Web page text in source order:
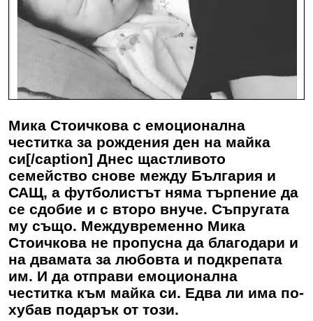
Мика Стоичкова с емоционална
честитка за рождения ден на майка
си[/caption] Днес щастливото
семейство снове между България и
САЩ, а футболистът няма търпение да
се сдобие и с второ внуче. Съпругата
му също. Междувременно Мика
Стоичкова не пропусна да благодари и
на двамата за любовта и подкрепата
им. И да отправи емоционална
честитка към майка си. Едва ли има по-
хубав подарък от този.